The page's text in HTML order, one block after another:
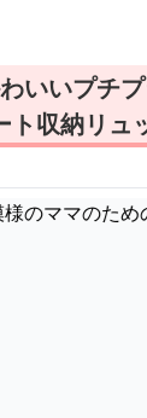
いいプチ
ト収納リュ